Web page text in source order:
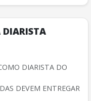
DIARISTA
DIARISTA DO
DEVEM ENTREGAR